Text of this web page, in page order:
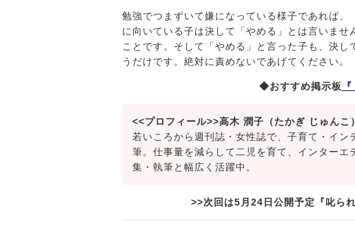
勉強でつまずいて嫌になっている様子であれば
に向いている子は決して「やめる」とは言いま
ことです。そして「やめる」と言った子も、決
うだけです。絶対に責めないであげてください。
◆おすすめ掲示板
<<プロフィール>>高木 潤子（たかぎ じゅんこ）
若いころから週刊誌・女性誌で、子育て・イ
筆。仕事量を減らして二児を育て、インター
集・執筆と幅広く活躍中。
>>次回は5月24日公開予定『叱ら